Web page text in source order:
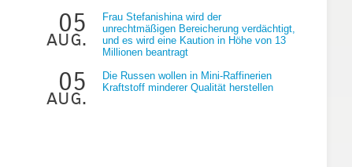
05
aug.
Frau Stefanishina wird der
unrechtmäßigen Bereicherung verdächtigt,
und es wird eine Kaution in Höhe von 13
Millionen beantragt
05
aug.
Die Russen wollen in Mini-Raffinerien
Kraftstoff minderer Qualität herstellen